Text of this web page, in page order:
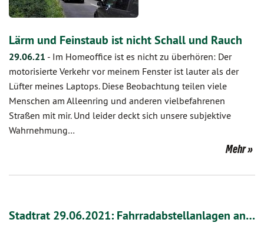
Lärm und Feinstaub ist nicht Schall und Rauch
29.06.21 - Im Homeoffice ist es nicht zu überhören: Der
motorisierte Verkehr vor meinem Fenster ist lauter als der
Lüfter meines Laptops. Diese Beobachtung teilen viele
Menschen am Alleenring und anderen vielbefahrenen
Straßen mit mir. Und leider deckt sich unsere subjektive
Wahrnehmung…
Mehr
Stadtrat 29.06.2021: Fahrradabstellanlagen an…